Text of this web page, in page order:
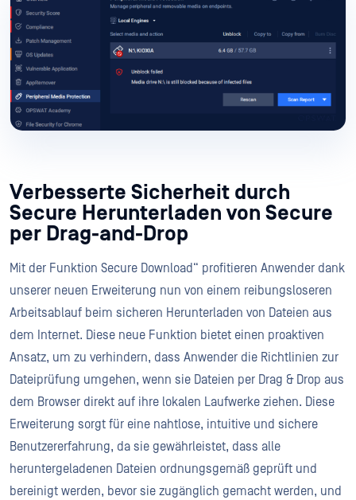
Verbesserte Sicherheit durch
Secure Herunterladen von Secure
per Drag-and-Drop
Mit der Funktion Secure Download“ profitieren Anwender dank
unserer neuen Erweiterung nun von einem reibungsloseren
Arbeitsablauf beim sicheren Herunterladen von Dateien aus
dem Internet. Diese neue Funktion bietet einen proaktiven
Ansatz, um zu verhindern, dass Anwender die Richtlinien zur
Dateiprüfung umgehen, wenn sie Dateien per Drag & Drop aus
dem Browser direkt auf ihre lokalen Laufwerke ziehen. Diese
Erweiterung sorgt für eine nahtlose, intuitive und sichere
Benutzererfahrung, da sie gewährleistet, dass alle
heruntergeladenen Dateien ordnungsgemäß geprüft und
bereinigt werden, bevor sie zugänglich gemacht werden, und